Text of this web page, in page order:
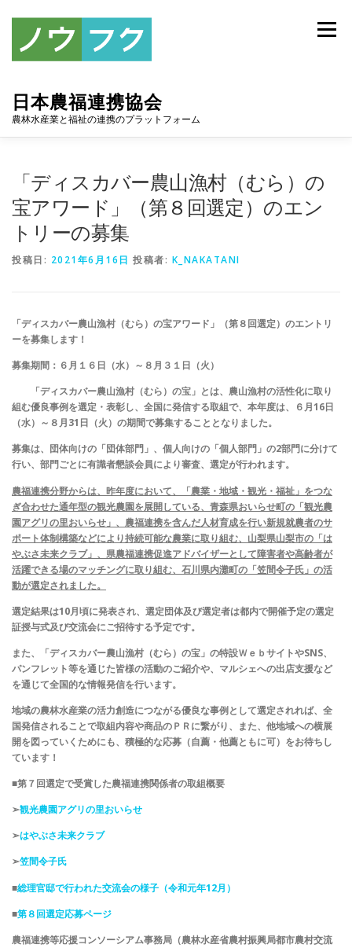
日本農福連携協会
農林水産業と福祉の連携のプラットフォーム
メニュー
連携協定 スポンサー
「ディスカバー農山漁村（むら）の
宝アワード」（第８回選定）のエン
トリーの募集
投稿日: 2021年6月16日 投稿者: K_NAKATANI
「ディスカバー農山漁村（むら）の宝アワード」（第８回選定）のエントリ
ーを募集します！
募集期間：６月１６日（水）～８月３１日（火）
「ディスカバー農山漁村（むら）の宝」とは、農山漁村の活性化に取り
組む優良事例を選定・表彰し、全国に発信する取組で、本年度は、６月16日
（水）～８月31日（火）の期間で募集することとなりました。
募集は、団体向けの「団体部門」、個人向けの「個人部門」の2部門に分けて
行い、部門ごとに有識者懇談会員により審査、選定が行われます。
農福連携分野からは、昨年度において、「農業・地域・観光・福祉」をつな
ぎ合わせた通年型の観光農園を展開している、青森県おいらせ町の「観光農
園アグリの里おいらせ」、農福連携を含んだ人材育成を行い新規就農者のサ
ポート体制構築などにより持続可能な農業に取り組む、山梨県山梨市の「は
やぶさ未来クラブ」、県農福連携促進アドバイザーとして障害者や高齢者が
活躍できる場のマッチングに取り組む、石川県内灘町の「笠間令子氏」の活
動が選定されました。
選定結果は10月頃に発表され、選定団体及び選定者は都内で開催予定の選定
証授与式及び交流会にご招待する予定です。
また、「ディスカバー農山漁村（むら）の宝」の特設ＷｅｂサイトやSNS、
パンフレット等を通じた皆様の活動のご紹介や、マルシェへの出店支援など
を通じて全国的な情報発信を行います。
地域の農林水産業の活力創造につながる優良な事例として選定されれば、全
国発信されることで取組内容や商品のＰＲに繋がり、また、他地域への横展
開を図っていくためにも、積極的な応募（自薦・他薦ともに可）をお待ちし
ています！
■第７回選定で受賞した農福連携関係者の取組概要
➢観光農園アグリの里おいらせ
➢はやぶさ未来クラブ
➢笠間令子氏
■総理官邸で行われた交流会の様子（令和元年12月）
■第８回選定応募ページ
農福連携等応援コンソーシアム事務局（農林水産省農村振興局都市農村交流